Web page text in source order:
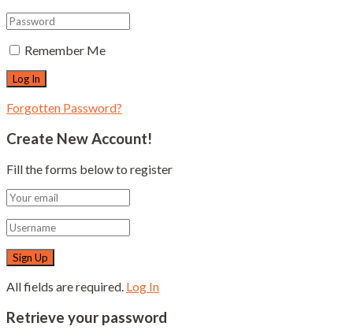
Remember Me
Forgotten Password?
Create New Account!
Fill the forms below to register
All fields are required. Log In
Retrieve your password